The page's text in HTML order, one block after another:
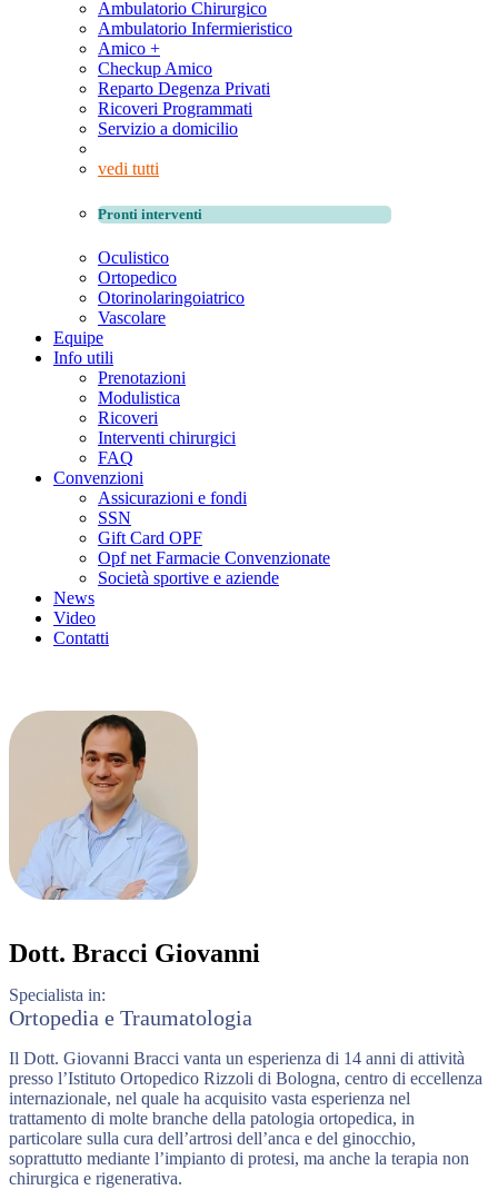
Ambulatorio Chirurgico
Ambulatorio Infermieristico
Amico +
Checkup Amico
Reparto Degenza Privati
Ricoveri Programmati
Servizio a domicilio
vedi tutti
Pronti interventi
Oculistico
Ortopedico
Otorinolaringoiatrico
Vascolare
Equipe
Info utili
Prenotazioni
Modulistica
Ricoveri
Interventi chirurgici
FAQ
Convenzioni
Assicurazioni e fondi
SSN
Gift Card OPF
Opf net Farmacie Convenzionate
Società sportive e aziende
News
Video
Contatti
Dott. Bracci Giovanni
Specialista in:
Ortopedia e Traumatologia
Il Dott. Giovanni Bracci vanta un esperienza di 14 anni di attività
presso l’Istituto Ortopedico Rizzoli di Bologna, centro di eccellenza
internazionale, nel quale ha acquisito vasta esperienza nel
trattamento di molte branche della patologia ortopedica, in
particolare sulla cura dell’artrosi dell’anca e del ginocchio,
soprattutto mediante l’impianto di protesi, ma anche la terapia non
chirurgica e rigenerativa.